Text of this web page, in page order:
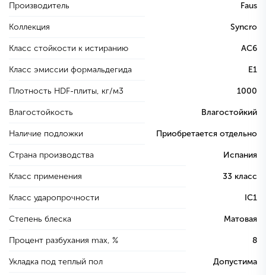
Производитель Faus
Коллекция Syncro
Класс стойкости к истиранию AC6
Класс эмиссии формальдегида E1
Плотность HDF-плиты, кг/м3 1000
Влагостойкость Влагостойкий
Наличие подложки Приобретается отдельно
Страна производства Испания
Класс применения 33 класс
Класс ударопрочности IC1
Степень блеска Матовая
Процент разбухания max, % 8
Укладка под теплый пол Допустима